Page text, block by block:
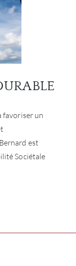
favoriser un
est
Sociétale